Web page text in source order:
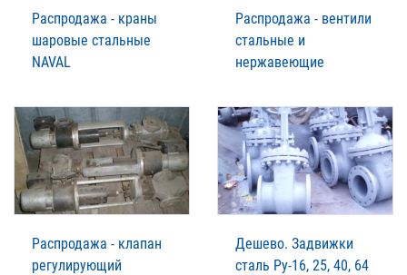
Распродажа - краны
шаровые стальные
NAVAL
Распродажа - вентили
стальные и
нержавеющие
Распродажа - клапан
регулирующий
Дешево. Задвижки
сталь Ру-16, 25, 40, 64